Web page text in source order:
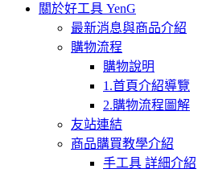
關於好工具 YenG
最新消息與商品介紹
購物流程
購物說明
1.首頁介紹導覽
2.購物流程圖解
友站連結
商品購買教學介紹
手工具 詳細介紹